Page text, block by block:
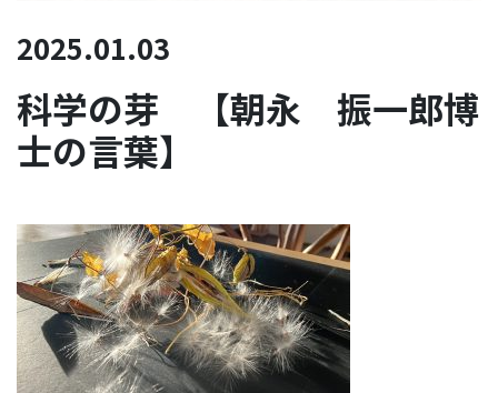
2025.01.03
科学の芽 【朝永 振一郎博
士の言葉】